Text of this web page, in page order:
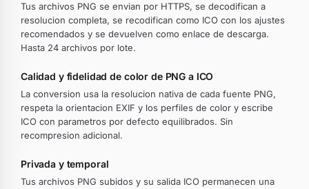
Tus archivos PNG se envian por HTTPS, se decodifican a
resolucion completa, se recodifican como ICO con los ajustes
recomendados y se devuelven como enlace de descarga.
Hasta 24 archivos por lote.
Calidad y fidelidad de color de PNG a ICO
La conversion usa la resolucion nativa de cada fuente PNG,
respeta la orientacion EXIF y los perfiles de color y escribe
ICO con parametros por defecto equilibrados. Sin
recompresion adicional.
Privada y temporal
Tus archivos PNG subidos y su salida ICO permanecen una